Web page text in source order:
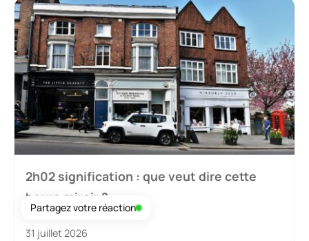
2h02 signification : que veut dire cette
heure miroir ?
31 juillet 2026
Partagez votre réaction